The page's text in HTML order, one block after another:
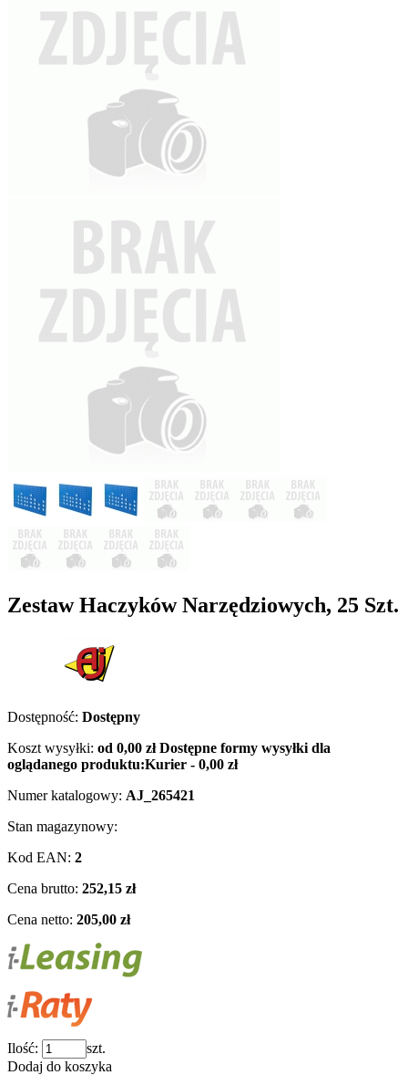
Zestaw Haczyków Narzędziowych, 25 Szt.
Dostępność: Dostępny
Koszt wysyłki: od 0,00 złDostępne formy wysyłki dla
oglądanego produktu:Kurier - 0,00 zł
Numer katalogowy: AJ_265421
Stan magazynowy:
Kod EAN: 2
Cena brutto: 252,15 zł
Cena netto: 205,00 zł
Ilość:
szt.
Dodaj do koszyka